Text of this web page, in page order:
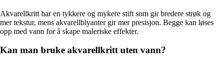
Akvarellkritt har en tykkere og mykere stift som gir bredere strøk og
mer tekstur, mens akvarellblyanter gir mer presisjon. Begge kan løses
opp med vann for å skape maleriske effekter.
Kan man bruke akvarellkritt uten vann?